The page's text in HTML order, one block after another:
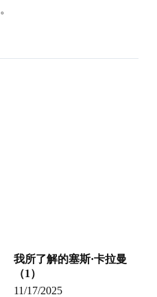
。
我所了解的塞斯·卡拉曼
（1）
11/17/2025